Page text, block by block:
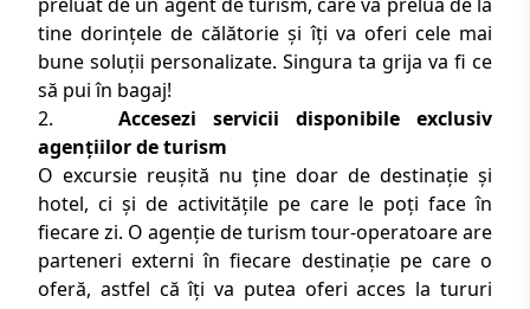
tine dorințele de călătorie și îți va oferi cele mai
bune soluții personalizate. Singura ta grija va fi ce
să pui în bagaj!
2.
Accesezi servicii disponibile exclusiv
agențiilor de turism
O excursie reușită nu ține doar de destinație și
hotel, ci și de activitățile pe care le poți face în
fiecare zi. O agenție de turism tour-operatoareare
parteneri externi în fiecare destinație pe care o
oferă, astfel că îți va putea oferi acces la tururi